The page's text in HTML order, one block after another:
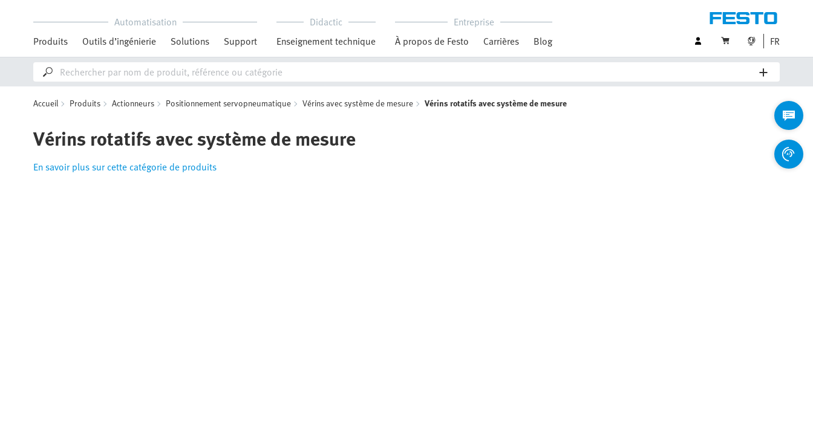
Automatisation
Produits
Outils d’ingénierie Solutions Support
Didactic
Enseignement technique
Entreprise
À propos de Festo
Carrières Blog FR
Accueil Produits Actionneurs Positionnement servopneumatique Vérins avec système de mesure Vérins rotatifs avec système de mesure
Vérins rotatifs avec système de mesure
En savoir plus sur cette catégorie de produits